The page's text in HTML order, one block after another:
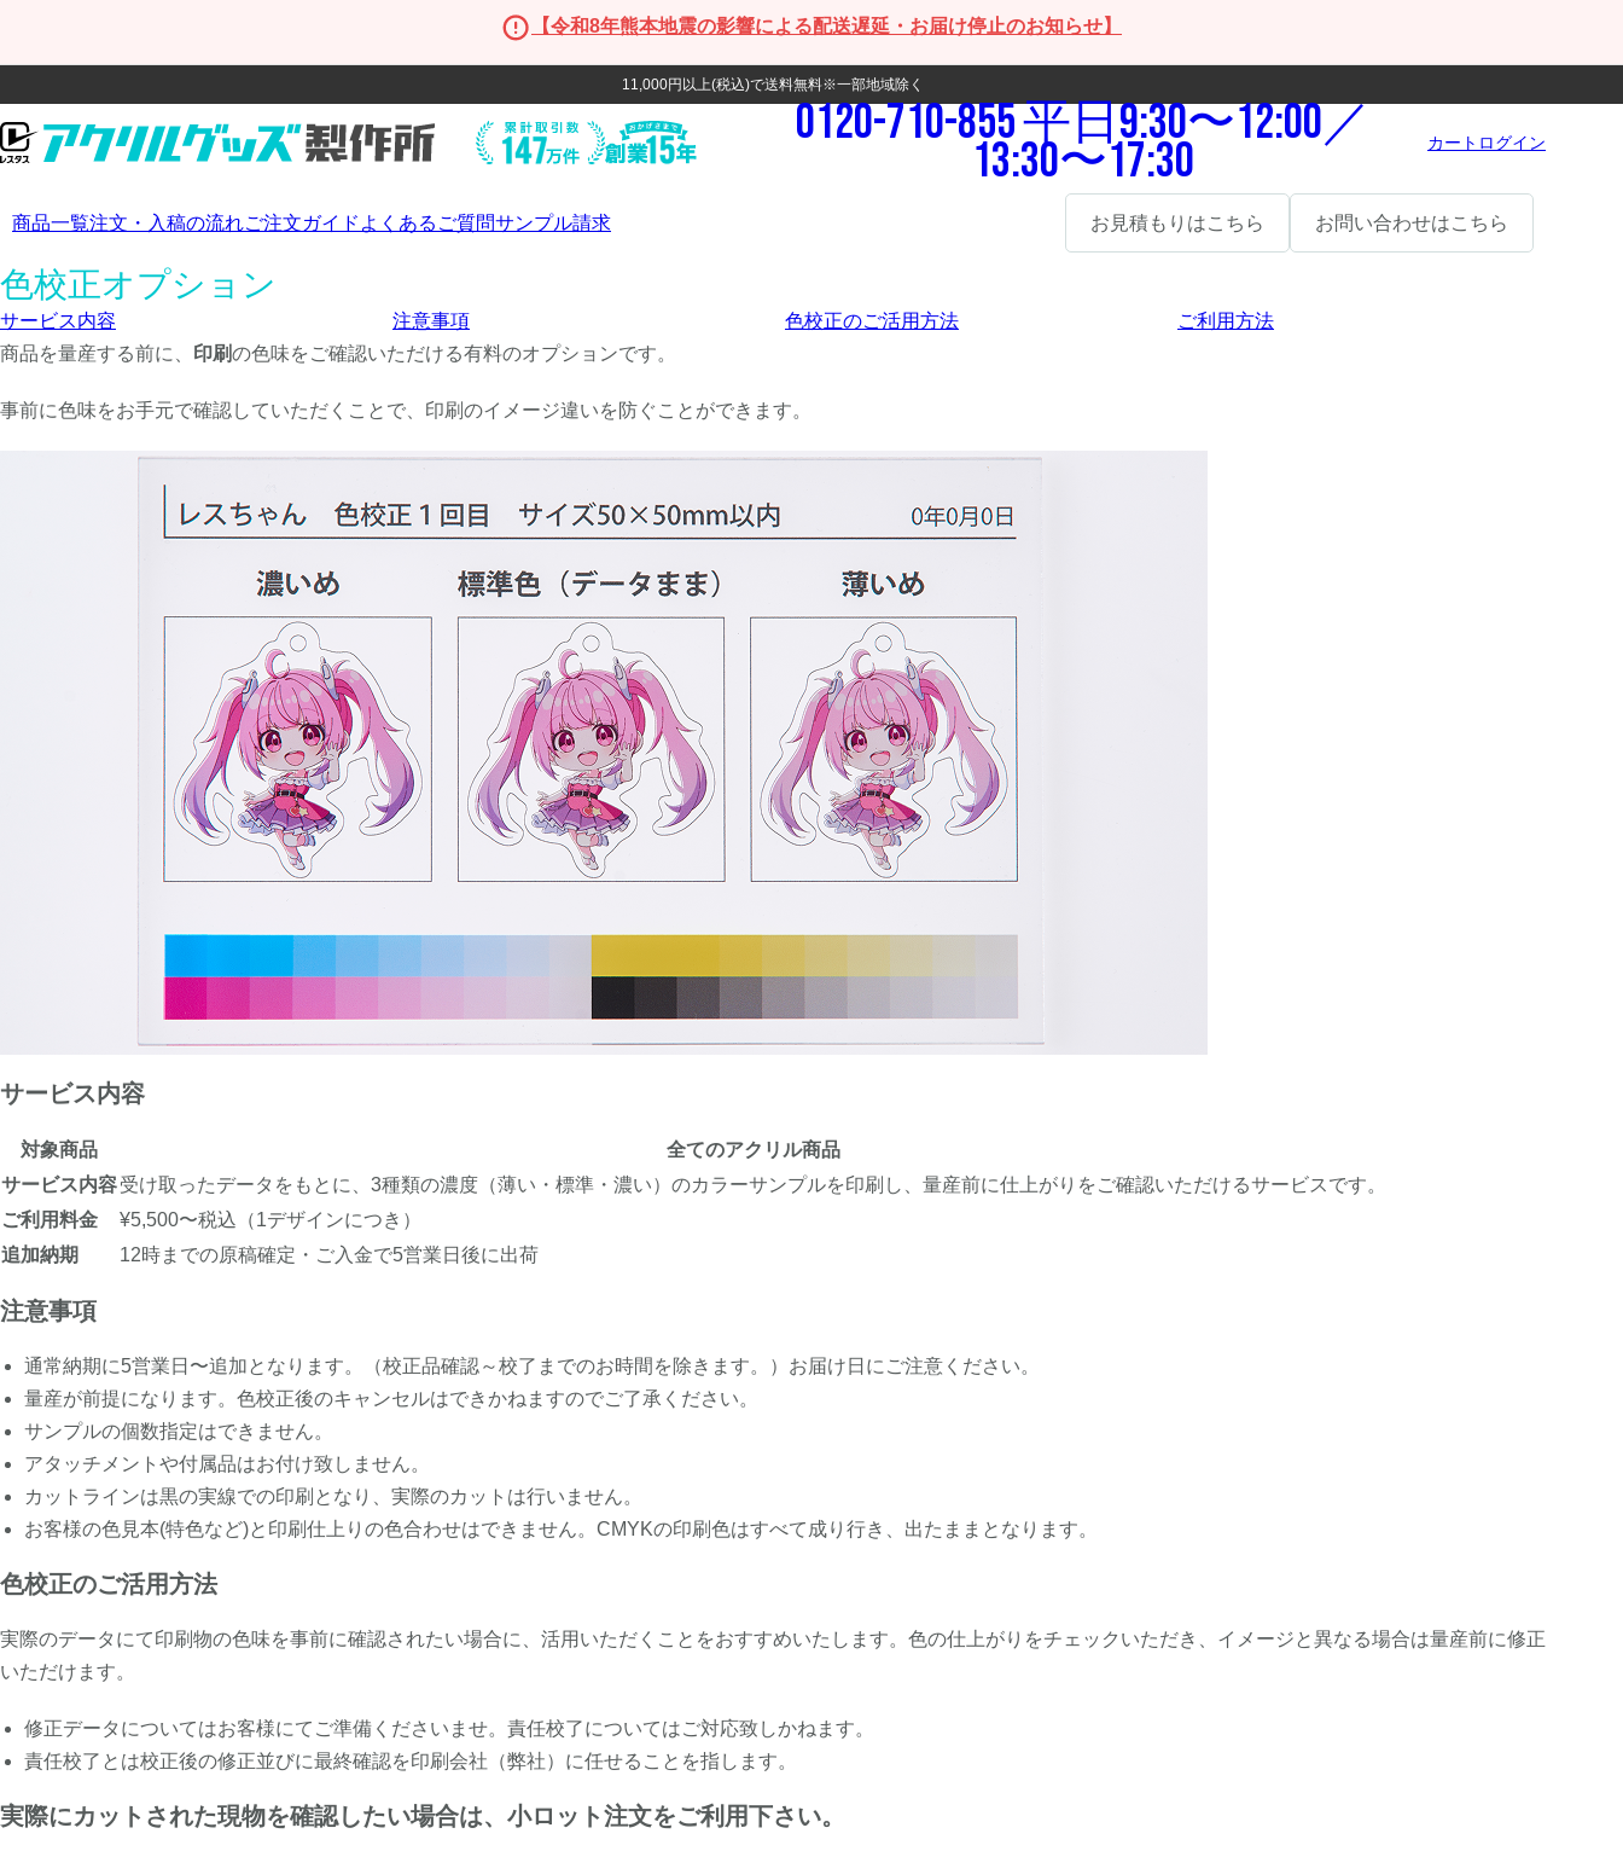
【令和8年熊本地震の影響による配送遅延・お届け停止のお知らせ】
11,000円以上(税込)で送料無料※一部地域除く
0120-710-855平日9:30〜12:00／
13:30〜17:30 カート ログイン
商品一覧注文・入稿の流れご注文ガイド よくあるご質問サンプル請求 お見積もりはこちら お問い合わせはこちら
色校正オプション
サービス内容 注意事項 色校正のご活用方法
ご利用方法
商品を量産する前に、
印刷の色味をご確認いただける有料のオプションです。
事前に色味をお手元で確認していただくことで、印刷のイメージ違いを防ぐことができます。
サービス内容
対象商品
全てのアクリル商品
サービス内容受け取ったデータをもとに、3種類の濃度（薄い・標準・濃い）のカラーサンプルを印刷し、量産前に仕上がりをご確認いただけるサービスです。
ご利用料金
¥5,500〜税込（1デザインにつき）
追加納期
12時までの原稿確定・ご入金で5営業日後に出荷
注意事項
通常納期に5営業日〜追加となります。（校正品確認～校了までのお時間を除きます。）お届け日にご注意ください。
量産が前提になります。色校正後のキャンセルはできかねますのでご了承ください。
サンプルの個数指定はできません。
アタッチメントや付属品はお付け致しません。
カットラインは黒の実線での印刷となり、実際のカットは行いません。
お客様の色見本(特色など)と印刷仕上りの色合わせはできません。CMYKの印刷色はすべて成り行き、出たままとなります。
色校正のご活用方法
実際のデータにて印刷物の色味を事前に確認されたい場合に、活用いただくことをおすすめいたします。色の仕上がりをチェックいただき、イメージと異なる場合は量産前に修正
いただけます。
修正データについてはお客様にてご準備くださいませ。責任校了についてはご対応致しかねます。
責任校了とは校正後の修正並びに最終確認を印刷会社（弊社）に任せることを指します。
実際にカットされた現物を確認したい場合は、小ロット注文をご利用下さい。